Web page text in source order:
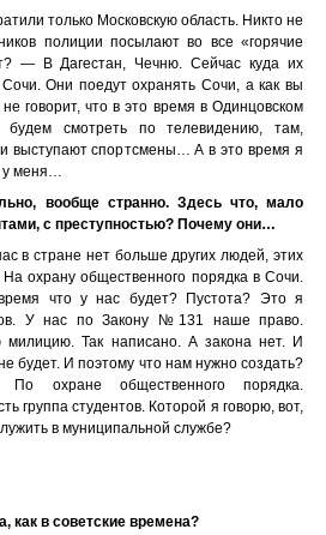
только Московскую область. Никто не
полиции посылают во все «горячие
— В Дагестан, Чечню. Сейчас куда их
Они поедут охранять Сочи, а как вы
говорит, что в это время в Одинцовском
смотреть по телевидению, там,
выступают спортсмены… А в это время я
у меня…
вообще странно. Здесь что, мало
с преступностью? Почему они…
в стране нет больше других людей, этих
охрану общественного порядка в Сочи.
что у нас будет? Пустота? Это я
У нас по Закону №131 наше право.
милицию. Так написано. А закона нет. И
будет. И поэтому что нам нужно создать?
По охране общественного порядка.
группа студентов. Которой я говорю, вот,
в муниципальной службе?
в советские времена?